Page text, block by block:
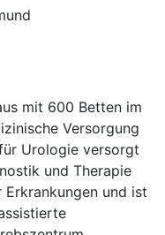
mit 600 Betten im
Versorgung
Urologie versorgt
und Therapie
und ist